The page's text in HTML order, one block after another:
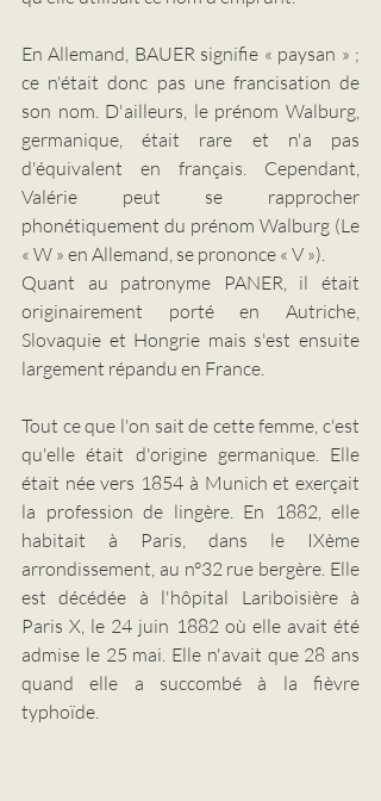
En Allemand, BAUER signifie « paysan » ;
ce n'était donc pas une francisation de
son nom. D'ailleurs, le prénom Walburg,
germanique, était rare et n'a pas
d'équivalent en français. Cependant,
Valérie peut se rapprocher
phonétiquement du prénom Walburg (Le
« W » en Allemand, se prononce « V »).
Quant au patronyme PANER, il était
originairement porté en Autriche,
Slovaquie et Hongrie mais s'est ensuite
largement répandu en France.
Tout ce que l'on sait de cette femme, c'est
qu'elle était d'origine germanique. Elle
était née vers 1854 à Munich et exerçait
la profession de lingère. En 1882, elle
habitait à Paris, dans le IXème
arrondissement, au n°32 rue bergère. Elle
est décédée à l'hôpital Lariboisière à
Paris X, le 24 juin 1882 où elle avait été
admise le 25 mai. Elle n'avait que 28 ans
quand elle a succombé à la fièvre
typhoïde.